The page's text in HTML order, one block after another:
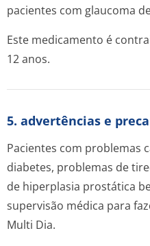
pacientes com glaucoma
Este medicamento é
12 anos.
5. advertências e
Pacientes com problemas
diabetes, problemas de
de hiperplasia prostática
supervisão médica para
Multi Dia.